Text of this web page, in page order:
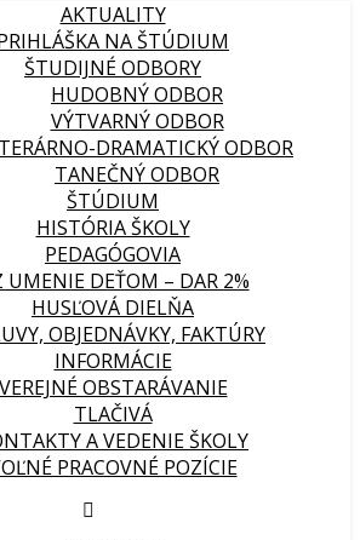
AKTUALITY
NA ŠTÚDIUM
ŠTUDIJNÉ ODBORY
HUDOBNÝ ODBOR
VÝTVARNÝ ODBOR
DRAMATICKÝ ODBOR
TANEČNÝ ODBOR
ŠTÚDIUM
HISTÓRIA ŠKOLY
PEDAGÓGOVIA
UMENIE DEŤOM – DAR 2%
HUSĽOVÁ DIELŇA
OBJEDNÁVKY, FAKTÚRY
INFORMÁCIE
VEREJNÉ OBSTARÁVANIE
TLAČIVÁ
A VEDENIE ŠKOLY
PRACOVNÉ POZÍCIE